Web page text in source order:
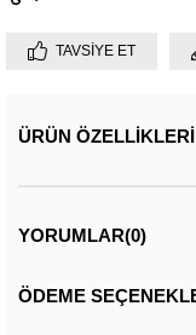
TAVSIYE ET
ÜRÜN ÖZELLIKLERI
YORUMLAR(0)
ÖDEME